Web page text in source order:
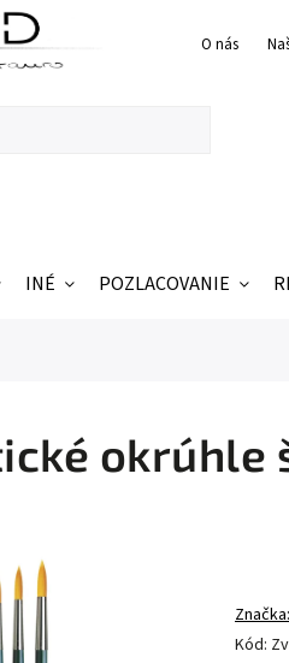
O nás
INÉ POZLACOVANIE
okrúhle
Kód:
Značka: